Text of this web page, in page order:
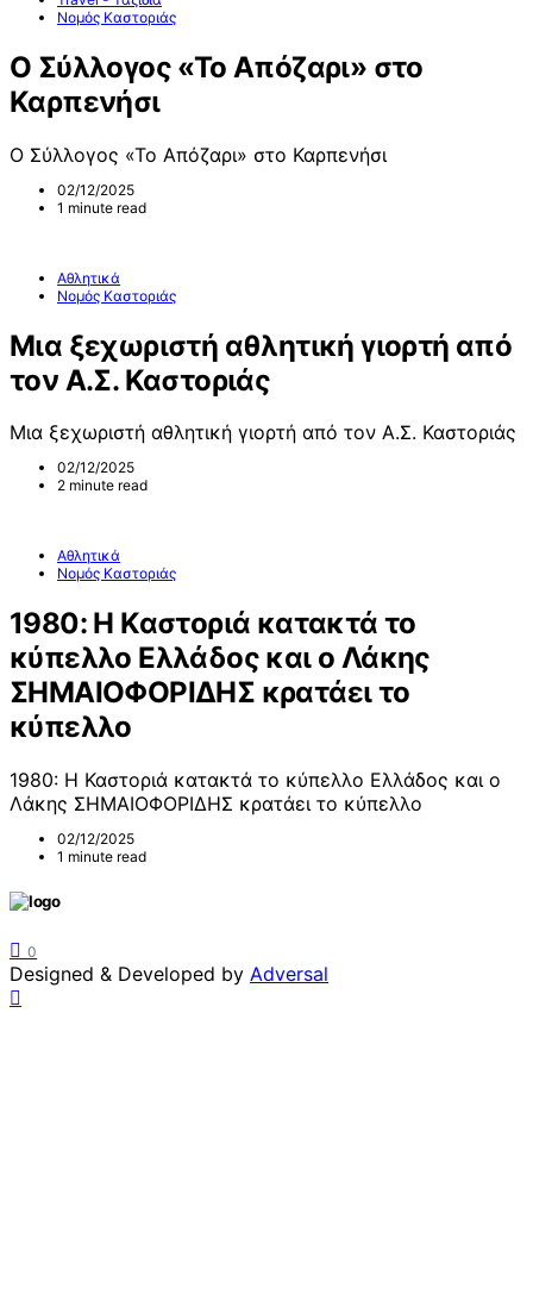
Νομός Καστοριάς
Ο Σύλλογος «Το Απόζαρι» στο
Καρπενήσι
Ο Σύλλογος «Το Απόζαρι» στο Καρπενήσι
02/12/2025
1 minute read
Αθλητικά
Νομός Καστοριάς
Μια ξεχωριστή αθλητική γιορτή από
τον Α.Σ. Καστοριάς
Μια ξεχωριστή αθλητική γιορτή από τον Α.Σ. Καστοριάς
02/12/2025
2 minute read
Αθλητικά
Νομός Καστοριάς
1980: Η Καστοριά κατακτά το
κύπελλο Ελλάδος και ο Λάκης
ΣΗΜΑΙΟΦΟΡΙΔΗΣ κρατάει το
κύπελλο
1980: Η Καστοριά κατακτά το κύπελλο Ελλάδος και ο
Λάκης ΣΗΜΑΙΟΦΟΡΙΔΗΣ κρατάει το κύπελλο
02/12/2025
1 minute read
0
Designed & Developed by Adversal